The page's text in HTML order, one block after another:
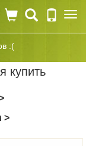
:(
купить
>